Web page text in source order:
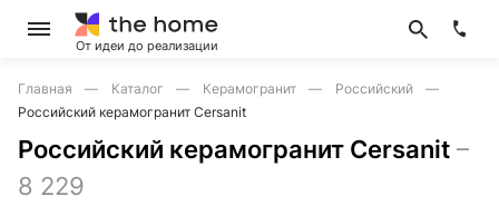
От идеи до реализации
Главная Каталог Керамогранит
Российский
Российский керамогранит Cersanit
Российский керамогранит Cersanit –
8 229